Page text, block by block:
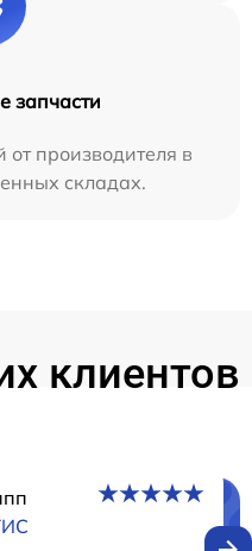
запчасти
от производителя в
складах.
клиентов